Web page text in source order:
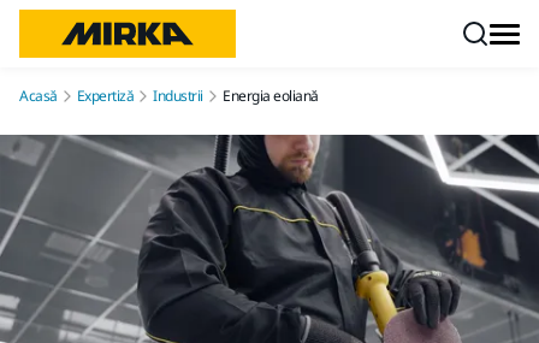
Acasă Expertiză Industrii Energia eoliană